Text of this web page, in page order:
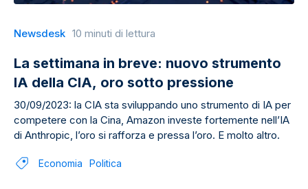
Newsdesk 10 minuti di lettura
La settimana in breve: nuovo strumento
IA della CIA, oro sotto pressione
30/09/2023: la CIA sta sviluppando uno strumento di IA per
competere con la Cina, Amazon investe fortemente nell’IA
di Anthropic, l’oro si rafforza e pressa l’oro. E molto altro.
Economia Politica